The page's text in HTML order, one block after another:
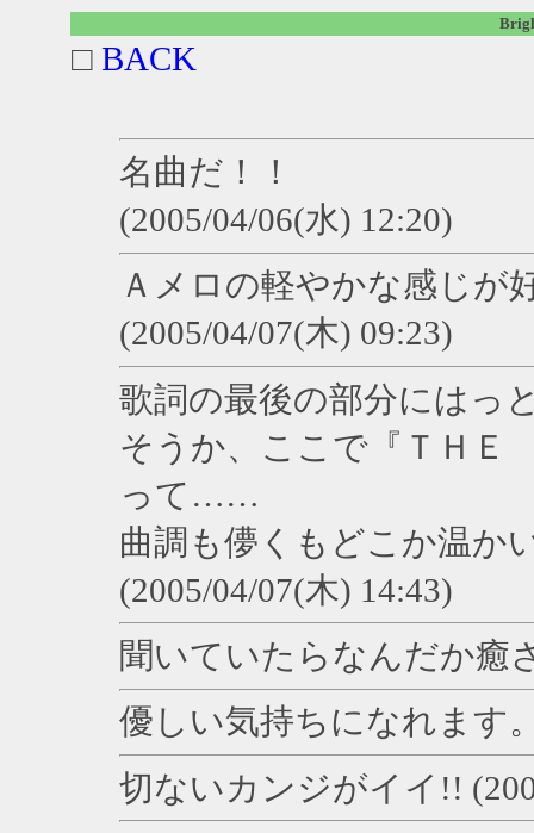
□BACK
名曲だ！！
(2005/04/06(水) 12:20)
Ａメロの軽やかな感じが
(2005/04/07(木) 09:23)
歌詞の最後の部分にはっ
そうか、ここで『ＴＨＥ
って……
曲調も儚くもどこか温か
(2005/04/07(木) 14:43)
聞いていたらなんだか癒
優しい気持ちになれます
切ないカンジがイイ!!